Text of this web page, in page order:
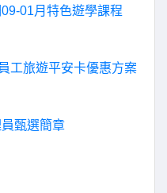
01月特色遊學課程
工旅遊平安卡優惠方案
甄選簡章